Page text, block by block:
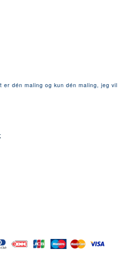
er dén maling og kun dén maling, jeg vil